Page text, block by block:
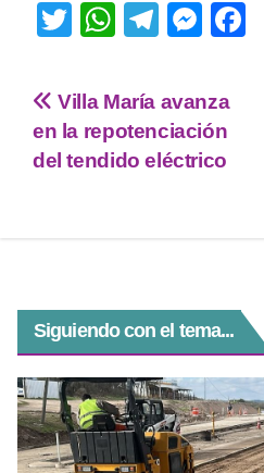
T
tt
er
W
at
s
A
T
e
gr
a
M
ss
e
n
Villa María avanza
en la repotenciación
del tendido eléctrico
Siguiendo con el tema...